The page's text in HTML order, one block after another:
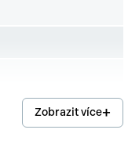
Zobrazit více